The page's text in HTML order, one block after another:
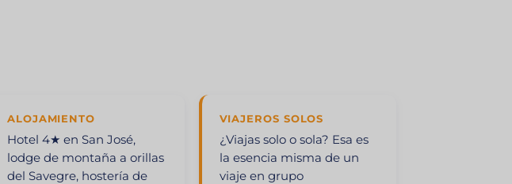
ALOJAMIENTO
Hotel 4★ en San José,
lodge de montaña a orillas
del Savegre, hostería de
VIAJEROS SOLOS
¿Viajas solo o sola? Esa es
la esencia misma de un
viaje en grupo